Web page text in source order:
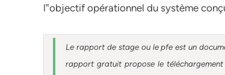
l‟objectif opérationnel du système
Le rapport de stage ou le pfe est un
rapport gratuitpropose le